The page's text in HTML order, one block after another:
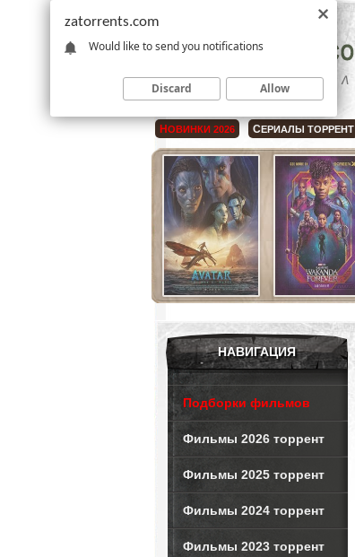
НОВИНКИ 2026 СЕРИАЛЫ ТОРРЕНТ
НАВИГАЦИЯ
Подборки фильмов
Фильмы 2026 торрент
Фильмы 2025 торрент
Фильмы 2024 торрент
Фильмы 2023 торрент
zatorrents.com
Would like to send you notifications
Discard Allow